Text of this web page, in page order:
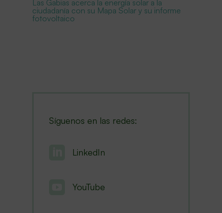
Las Gabias acerca la energía solar a la
ciudadanía con su Mapa Solar y su informe
fotovoltaico
Síguenos en las redes:
LinkedIn
YouTube